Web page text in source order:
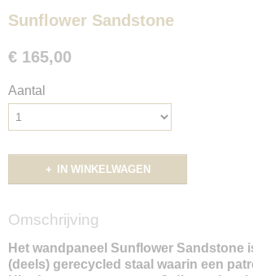
Sunflower Sandstone
€ 165,00
Aantal
IN WINKELWAGEN
Omschrijving
Het wandpaneel Sunflower Sandstone
(deels) gerecycled staal waarin een